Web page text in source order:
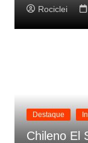
Rociclei
Destaque
Chileno El